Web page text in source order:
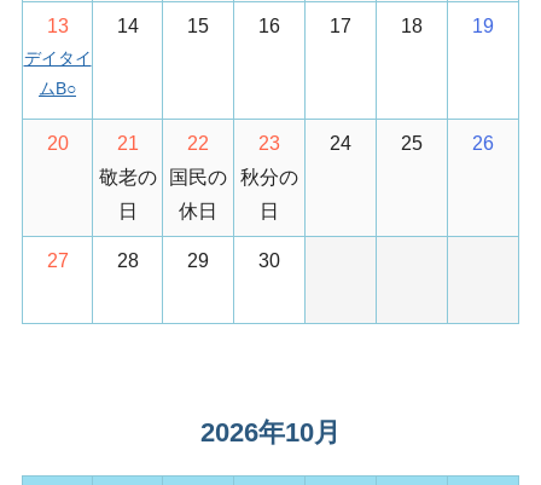
13
デイタイ
ムB○
14 15 16 17 18 19
20
21
敬老の
日
22
国民の
休日
23
秋分の
日
24 25 26
27 28 29 30
2026年10月